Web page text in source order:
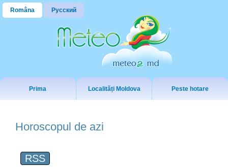
Româna Русский
Prima Localități Moldova Peste hotare
Horoscopul de azi
RSS